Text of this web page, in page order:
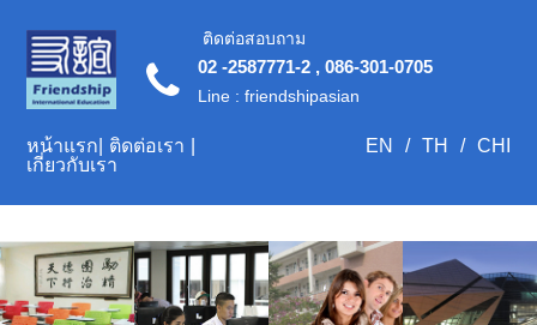
ติดต่อสอบถาม
02 -2587771-2 , 086-301-0705
Line : friendshipasian
หน้าแรก ติดต่อเรา
เกี่ยวกับเรา
EN / TH / CHI